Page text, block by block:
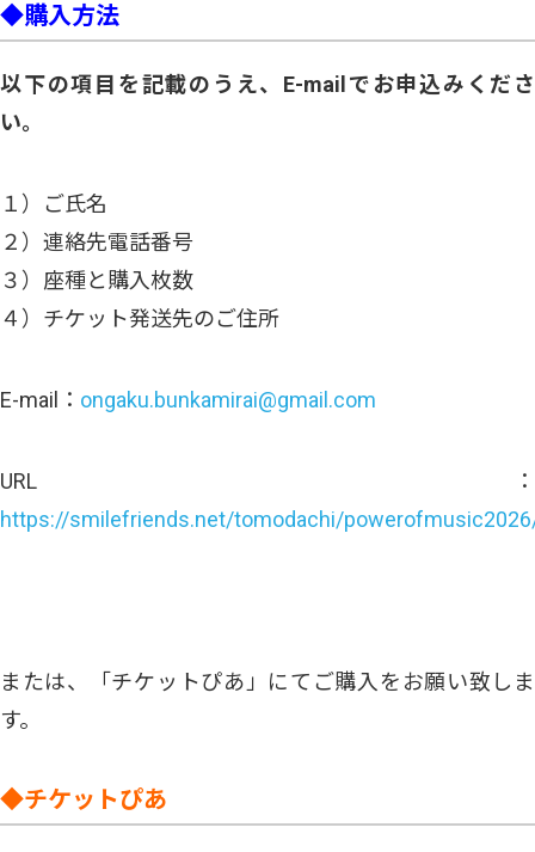
◆購入方法
以下の項目を記載のうえ、E-mailでお申込みくださ
い。
１）ご氏名
２）連絡先電話番号
３）座種と購入枚数
４）チケット発送先のご住所
E-mail： ongaku.bunkamirai@gmail.com
URL：
https://smilefriends.net/tomodachi/
または、「チケットぴあ」にてご購入をお願い致しま
す。
◆チケットぴあ